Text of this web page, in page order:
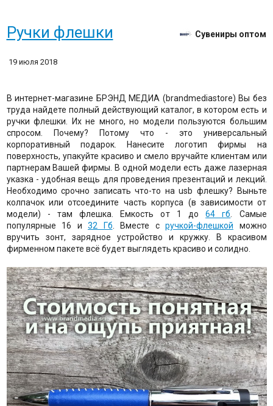
Ручки флешки Сувениры оптом
19 июля 2018
В интернет-магазине БРЭНД МЕДИА (brandmediastore) Вы без
труда найдете полный действующий каталог, в котором есть и
ручки флешки. Их не много, но модели пользуются большим
спросом. Почему? Потому что - это универсальный
корпоративный подарок. Нанесите логотип фирмы на
поверхность, упакуйте красиво и смело вручайте клиентам или
партнерам Вашей фирмы. В одной модели есть даже лазерная
указка - удобная вещь для проведения презентаций и лекций.
Необходимо срочно записать что-то на usb флешку? Выньте
колпачок или отсоедините часть корпуса (в зависимости от
модели) - там флешка. Емкость от 1 до64 гб . Самые
популярные 16 и 32 Гб . Вместе с ручкой-флешкой можно
вручить зонт, зарядное устройство и кружку. В красивом
фирменном пакете всё будет выглядеть красиво и солидно.